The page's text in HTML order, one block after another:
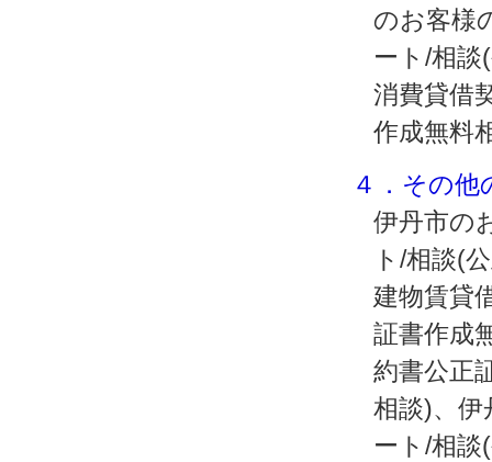
のお客様
ート/相談
消費貸借
作成無料
４．その他
伊丹市の
ト/相談(
建物賃貸
証書作成
約書公正
相談)、伊
ート/相談